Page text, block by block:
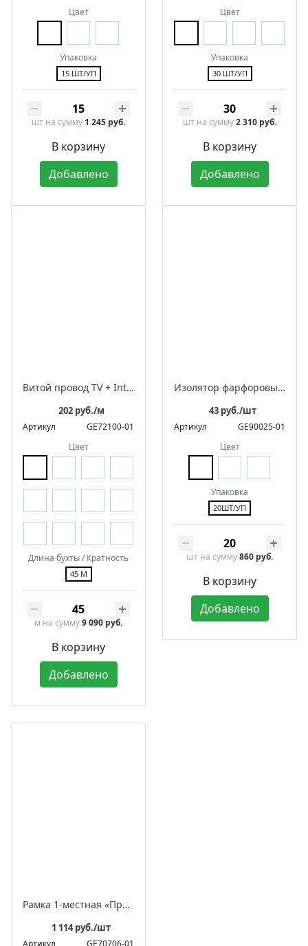
Цвет
Упаковка
15 ШТ/УП
шт на сумму 1 245 руб.
В корзину
Добавлено
Цвет
Упаковка
30 ШТ/УП
шт на сумму2 310 руб.
В корзину
Добавлено
Витой провод TV + Internet
202 руб./м
Артикул
GE72100-01
Цвет
Длина бухты / Кратность
45 М
м на сумму9 090 руб.
В корзину
Добавлено
Изолятор фарфоровый для монтажа витого провода, серия «Цилиндро»
43 руб./шт
Артикул
GE90025-01
Цвет
Упаковка
20ШТ/УП
шт на сумму860 руб.
В корзину
Добавлено
Рамка 1-местная «Престиж»
1 114 руб./шт